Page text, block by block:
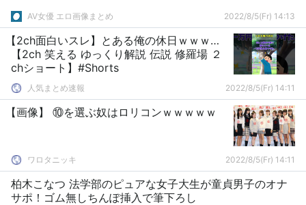
AV女優 エロ画像まとめ 2022/8/5(Fr) 14:13
【2ch面白いスレ】とある俺の休日ｗｗｗ…
【2ch 笑える ゆっくり解説 伝説 修羅場 ２
chショート】#Shorts
人気まとめ速報 2022/8/5(Fr) 14:11
【画像】 ⑩を選ぶ奴はロリコンｗｗｗｗｗ
ワロタニッキ 2022/8/5(Fr) 14:11
柏木こなつ 法学部のピュアな女子大生が童貞男子のオナ
サポ！ゴム無しちんぽ挿入で筆下ろし